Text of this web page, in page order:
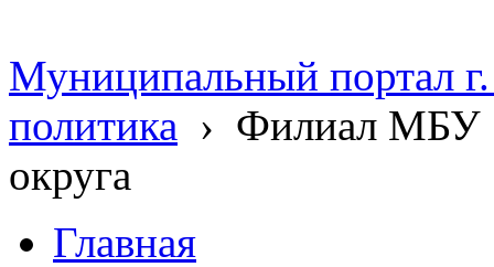
Муниципальный портал
политика › Филиал МБУ
округа
Главная